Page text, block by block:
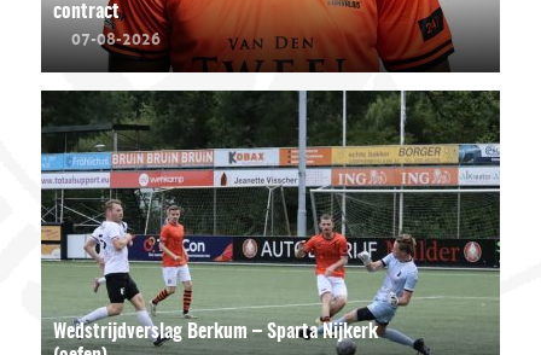
contract
07-08-2026
Wedstrijdverslag Berkum – Sparta Nijkerk